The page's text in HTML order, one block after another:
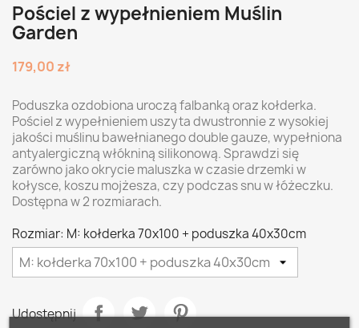
Pościel z wypełnieniem Muślin
Garden
179,00 zł
Poduszka ozdobiona uroczą falbanką oraz kołderka.
Pościel z wypełnieniem uszyta dwustronnie z wysokiej
jakości muślinu bawełnianego double gauze, wypełniona
antyalergiczną włókniną silikonową. Sprawdzi się
zarówno jako okrycie maluszka w czasie drzemki w
kołysce, koszu mojżesza, czy podczas snu w łóżeczku.
Dostępna w 2 rozmiarach.
Rozmiar: M: kołderka 70x100 + poduszka 40x30cm
Udostępnij